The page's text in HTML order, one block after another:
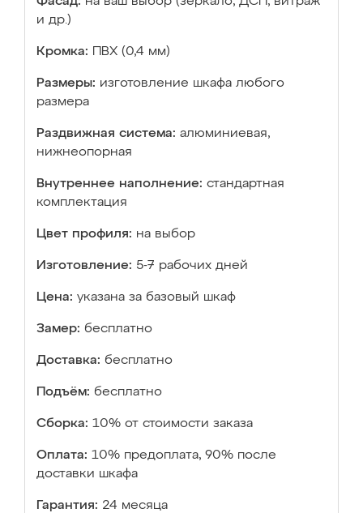
и др.)
Кромка: ПВХ (0,4 мм)
Размеры: изготовление шкафа любого
размера
Раздвижная система: алюминиевая,
нижнеопорная
Внутреннее наполнение: стандартная
комплектация
Цвет профиля: на выбор
Изготовление: 5-7 рабочих дней
Цена: указана за базовый шкаф
Замер: бесплатно
Доставка: бесплатно
Подъём: бесплатно
Сборка: 10% от стоимости заказа
Оплата: 10% предоплата, 90% после
доставки шкафа
Гарантия: 24 месяца